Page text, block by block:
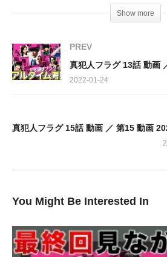
西島秀俊、宮沢りえ、芳根京子、田中哲
キ、生駒里奈、柄本時生、柿澤勇人、長
帆、渥美友里恵、町田愛、南彩加、遼太
智、小林優仁、渋川清彦、深水元基、迫
晃、小松利昌、戸田昌宏、正名僕蔵、平
Show more
PREV
2022-01-24
You Might Be Interested In